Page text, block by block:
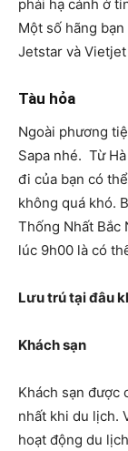
phải hạ cánh ở
Một số hãng
Jetstar và
Tàu hỏa
Ngoài phương
Sapa nhé. Từ
đi của bạn có
không quá khó.
Thống Nhất Bắc
lúc 9h00 là có
Lưu trú tại đâu
Khách sạn
Khách sạn được
nhất khi du lịch.
hoạt động du